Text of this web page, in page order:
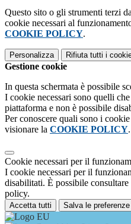
Questo sito o gli strumenti terzi
cookie necessari al
COOKIE POLICY.
Personalizza Rifiuta tutti i
Gestione cookie
In questa schermata è possibile
I cookie necessari sono quelli
piattaforma e non è possibile
Per conoscere quali sono i
visionare la COOKIE POLICY.
Cookie necessari per il
I cookie necessari per il
disabilitati. È possibile
policy.
Accetta tutti Salva le preferenze